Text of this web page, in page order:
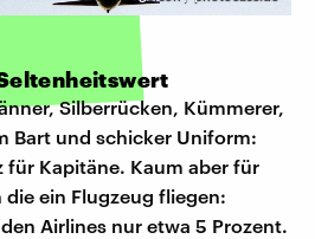
Silberrücken, Kümmerer,
Bart und schicker Uniform:
für Kapitäne. Kaum aber für
ein Flugzeug fliegen:
Airlines nur etwa 5 Prozent.